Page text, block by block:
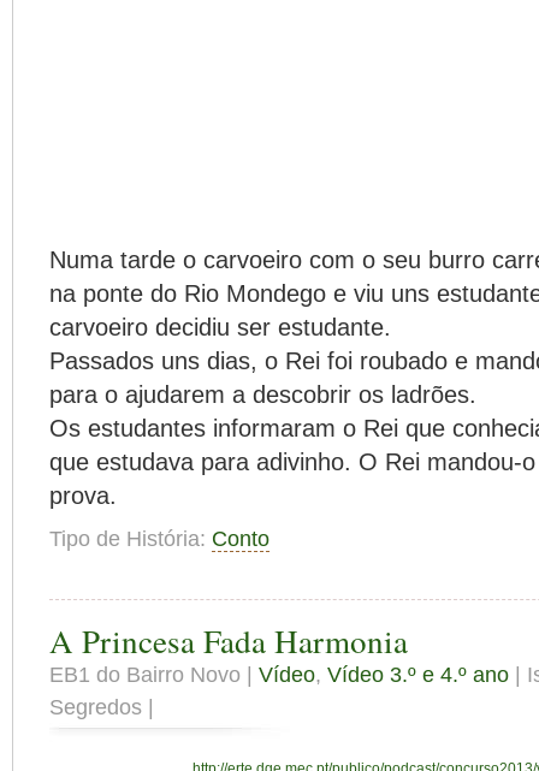
Numa tarde o carvoeiro com o seu burro
na ponte do Rio Mondego e viu uns
carvoeiro decidiu ser estudante.
Passados uns dias, o Rei foi roubado e
para o ajudarem a descobrir os ladrões.
Os estudantes informaram o Rei que
que estudava para adivinho. O Rei mandou-
prova.
Tipo de História: Conto
A Princesa Fada Harmonia
EB1 do Bairro Novo | Vídeo, Vídeo 3.º e 4.º ano |
Segredos |